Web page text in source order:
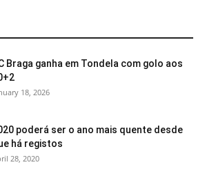
Braga ganha em Tondela com golo aos
18, 2026
poderá ser o ano mais quente desde
há registos
28, 2020